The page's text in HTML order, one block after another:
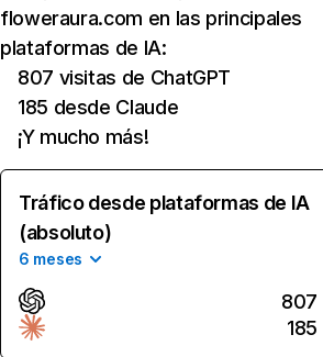
floweraura.com en las principales
plataformas de IA:
807 visitas de ChatGPT
185 desde Claude
¡Y mucho más!
Tráfico desde plataformas de IA
(absoluto)
6 meses
807
185